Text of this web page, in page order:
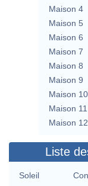
Maison 4
Maison 5
Maison 6
Maison 7
Maison 8
Maison 9
Maison 10
Maison 11
Maison 12
Liste
Soleil